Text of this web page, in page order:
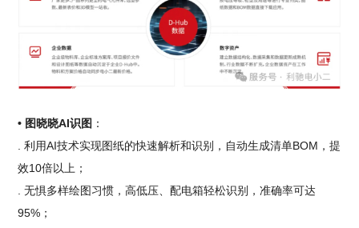
• 图晓晓AI识图 ：
. 利用AI技术实现图纸的快速解析和识别，自动生成清单BOM，提
效10倍以上；
. 无惧多样绘图习惯，高低压、配电箱轻松识别，准确率可达
95%；